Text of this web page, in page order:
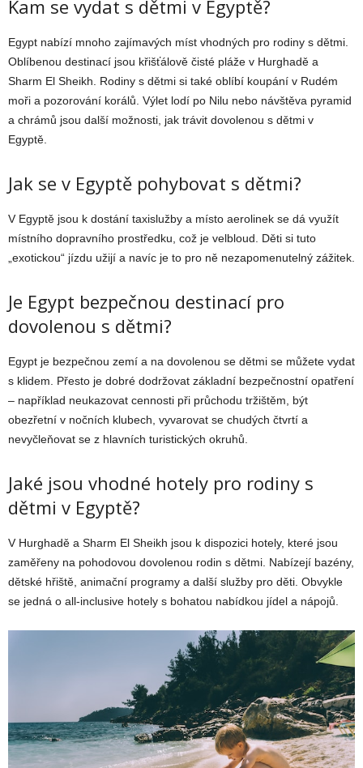
Kam se vydat s dětmi v Egyptě?
Egypt nabízí mnoho zajímavých míst vhodných pro rodiny s dětmi.
Oblíbenou destinací jsou křišťálově čisté pláže v Hurghadě a
Sharm El Sheikh. Rodiny s dětmi si také oblíbí koupání v Rudém
moři a pozorování korálů. Výlet lodí po Nilu nebo návštěva pyramid
a chrámů jsou další možnosti, jak trávit dovolenou s dětmi v
Egyptě.
Jak se v Egyptě pohybovat s dětmi?
V Egyptě jsou k dostání taxislužby a místo aerolinek se dá využít
místního dopravního prostředku, což je velbloud. Děti si tuto
„exotickou“ jízdu užijí a navíc je to pro ně nezapomenutelný zážitek.
Je Egypt bezpečnou destinací pro
dovolenou s dětmi?
Egypt je bezpečnou zemí a na dovolenou se dětmi se můžete vydat
s klidem. Přesto je dobré dodržovat základní bezpečnostní opatření
– například neukazovat cennosti při průchodu tržištěm, být
obezřetní v nočních klubech, vyvarovat se chudých čtvrtí a
nevyčleňovat se z hlavních turistických okruhů.
Jaké jsou vhodné hotely pro rodiny s
dětmi v Egyptě?
V Hurghadě a Sharm El Sheikh jsou k dispozici hotely, které jsou
zaměřeny na pohodovou dovolenou rodin s dětmi. Nabízejí bazény,
dětské hřiště, animační programy a další služby pro děti. Obvykle
se jedná o all-inclusive hotely s bohatou nabídkou jídel a nápojů.